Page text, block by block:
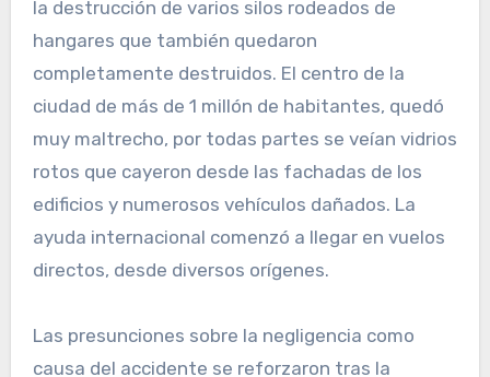
la destrucción de varios silos rodeados de
hangares que también quedaron
completamente destruidos. El centro de la
ciudad de más de 1 millón de habitantes, quedó
muy maltrecho, por todas partes se veían vidrios
rotos que cayeron desde las fachadas de los
edificios y numerosos vehículos dañados. La
ayuda internacional comenzó a llegar en vuelos
directos, desde diversos orígenes.
Las presunciones sobre la negligencia como
causa del accidente se reforzaron tras la